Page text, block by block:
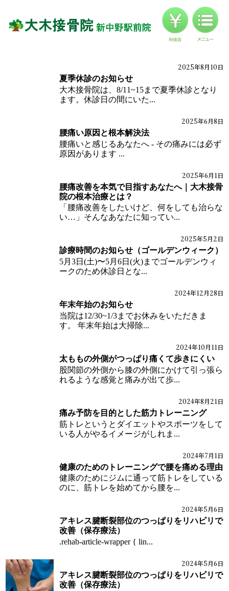
対応症状一覧
2025年8月10日
夏季休診のお知らせ
大木接骨院は、8/11~15まで夏季休診となり
ます。休診日の間にいた...
2025年6月8日
腰痛い原因と根本解決法
腰痛いと感じるあなたへ - その痛みには必ず
原因があります ...
2025年6月1日
腰痛改善を本気で目指すあなたへ｜大木接骨
院の根本治療とは？
「腰痛改善をしたいけど、何をしても治らな
い…」そんなあなたに知ってい...
2025年5月2日
診療時間のお知らせ（ゴールデンウィーク）
5月3日(土)〜5月6日(火)までゴールデンウィ
ークのため休診日とな...
2024年12月28日
年末年始のお知らせ
当院は12/30~1/3までお休みをいただきま
す。 年末年始は大掃除...
2024年10月11日
太ももの外側がつっぱり痛くて歩きにくい
股関節の外側から膝の外側にかけて引っ張ら
れるような感覚と痛みが出て歩...
2024年8月21日
痛み予防を目的とした筋力トレーニング
筋トレというとダイエットやスポーツをして
いる人がやるイメージがしれま...
2024年7月1日
健康のためのトレーニングで腰を痛める理由
健康のためにジムに通って筋トレをしている
のに、筋トレを始めてから腰を...
2024年5月6日
アキレス腱断裂部位のつっぱりをリハビリで
改善（保存療法）
.rehab-article-wrapper { lin...
2024年5月6日
アキレス腱断裂部位のつっぱりをリハビリで
改善（保存療法）